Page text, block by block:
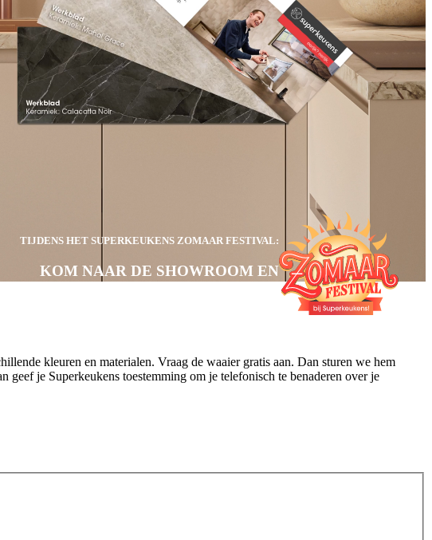
Werkbladen
Apparatuur en accessoires
Living
Gratis keukenboek
Download keukenboek
Keukenplanner
Ontwerp jouw keuken in 3D met
onze online keukenplanner.
Start de keukenplanner
TIJDENS HET SUPERKEUKENS ZOMAAR FESTIVAL:
KOM NAAR DE SHOWROOM EN
kleuren en materialen. Vraag de waaier gratis aan. Dan sturen we hem
je Superkeukens toestemming om je telefonisch te benaderen over je